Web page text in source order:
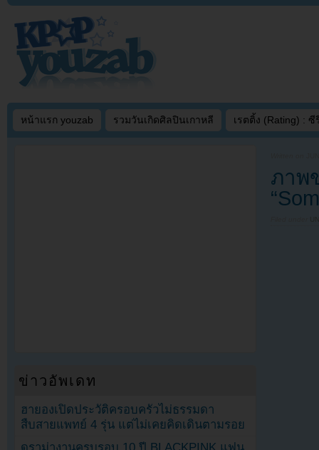
หน้าแรก youzab รวมวันเกิดศิลปินเกาหลี เรตติ้ง (Rating) : ซี
ภาพ
ข่าวอัพเดท
ฮายองเปิดประวัติครอบครัวไม่ธรรมดา
สืบสายแพทย์ 4 รุ่น แต่ไม่เคยคิดเดินตามรอย